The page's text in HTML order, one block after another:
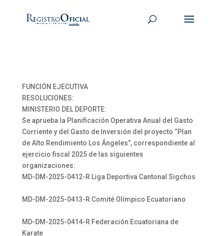
FUNCIÓN EJECUTIVA
RESOLUCIONES:
MINISTERIO DEL DEPORTE:
Se aprueba la Planificación Operativa Anual del Gasto
Corriente y del Gasto de Inversión del proyecto “Plan
de Alto Rendimiento Los Ángeles”, correspondiente al
ejercicio fiscal 2025 de las siguientes
organizaciones:
MD-DM-2025-0412-R Liga Deportiva Cantonal Sigchos
MD-DM-2025-0413-R Comité Olímpico Ecuatoriano
MD-DM-2025-0414-R Federación Ecuatoriana de
Karate